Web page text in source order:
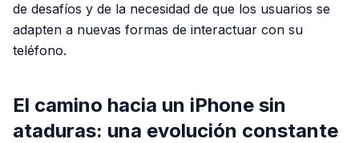
de desafíos y de la necesidad de que los usuarios se
adapten a nuevas formas de interactuar con su
teléfono.
El camino hacia un iPhone sin
ataduras: una evolución constante